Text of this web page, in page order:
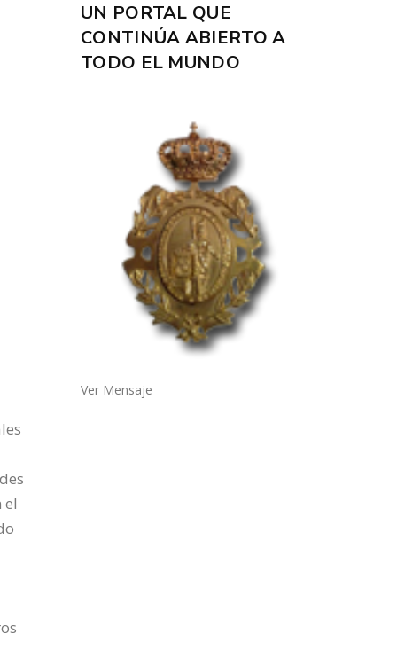
el
UN PORTAL QUE
CONTINÚA ABIERTO A
TODO EL MUNDO
Ver Mensaje